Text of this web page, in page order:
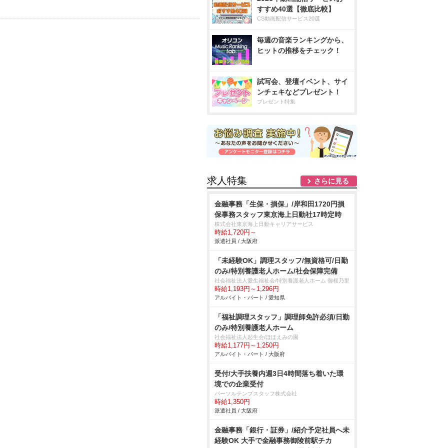
すすめ40選【徹底比較】
CS動画配信サービス20選
毎週の音楽ランキングから、
ヒットの推移をチェック！
試写会、登壇イベント、サイ
ンチェキなどプレゼント！
プレゼント特集
求人特集 さらに見る
金融事務「生保・損保」/岸和田1720円損
保事務スタッフ東京海上日動社17時定時
株式会社東京海上日動キャリアサービス
時給1,720円～
派遣社員 / 大阪府
「未経験OK」調理スタッフ/無資格可/日勤
のみ/特別養護老人ホーム/社会保障完備
社会福祉法人愛生福祉会/特別養護老人ホーム 御桜乃里
時給1,193円～1,296円
アルバイト・パート / 愛知県
「福祉調理スタッフ」調理師免許必須/日勤
のみ/特別養護老人ホーム
社会福祉法人起生会/ほほえみの園
時給1,177円～1,250円
アルバイト・パート / 大阪府
受付/大手扶養内週3日4時間落ち着いた環
境での企業受付
パーソルテンプスタッフ株式会社
時給1,350円
派遣社員 / 大阪府
金融事務「銀行・証券」/紹介予定社員へ未
経験OK 大手で金融事務御陵前駅チカ